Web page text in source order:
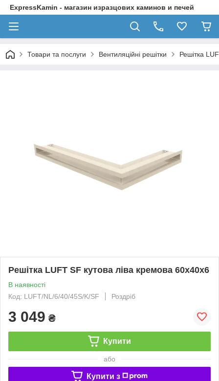
ExpressKamin - магазин изразцових каминов и печей
Товари та послуги Вентиляційні решітки Решітка
Решітка LUFT SF кутова ліва кремова 60x40x6
В наявності
Код: LUFT/NL/6/40/45S/K/SF
Роздріб
3 049 ₴
Купити
або
Купити з